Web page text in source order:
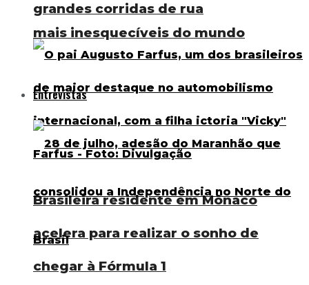
grandes corridas de rua
Brasileira residente em Mônaco
acelera para realizar o sonho de
chegar à Fórmula 1
mais inesquecíveis do mundo
Entrevistas